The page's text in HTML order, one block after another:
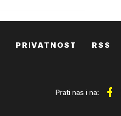
PRIVATNOST RSS
Prati nas i na: